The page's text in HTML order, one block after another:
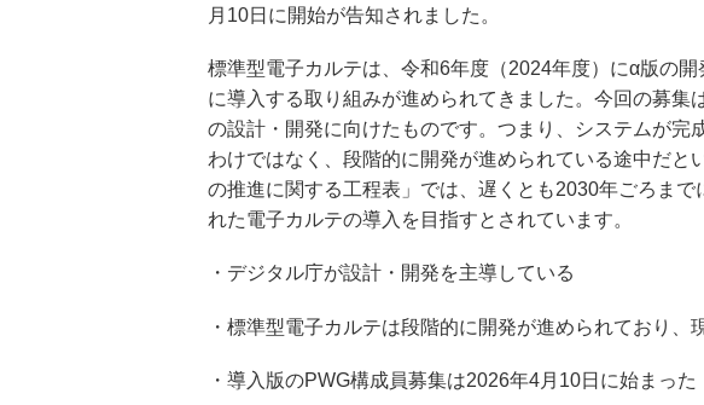
月10日に開始が告知されました。
標準型電子カルテは、令和6年度（2024年度）にα版の
に導入する取り組みが進められてきました。今回の募集
の設計・開発に向けたものです。つまり、システムが完
わけではなく、段階的に開発が進められている途中だと
の推進に関する工程表」では、遅くとも2030年ごろま
れた電子カルテの導入を目指すとされています。
・デジタル庁が設計・開発を主導している
・標準型電子カルテは段階的に開発が進められており、
・導入版のPWG構成員募集は2026年4月10日に始まった